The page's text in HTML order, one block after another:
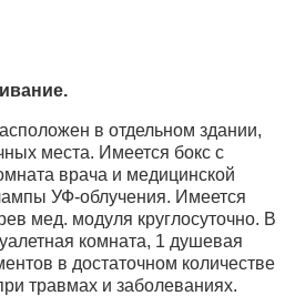
в отдельном здании,
места. Имеется бокс с
врача и медицинской
УФ-облучения. Имеется
мед. модуля круглосуточно. В
комната, 1 душевая
в достаточном количестве
травмах и заболеваниях.